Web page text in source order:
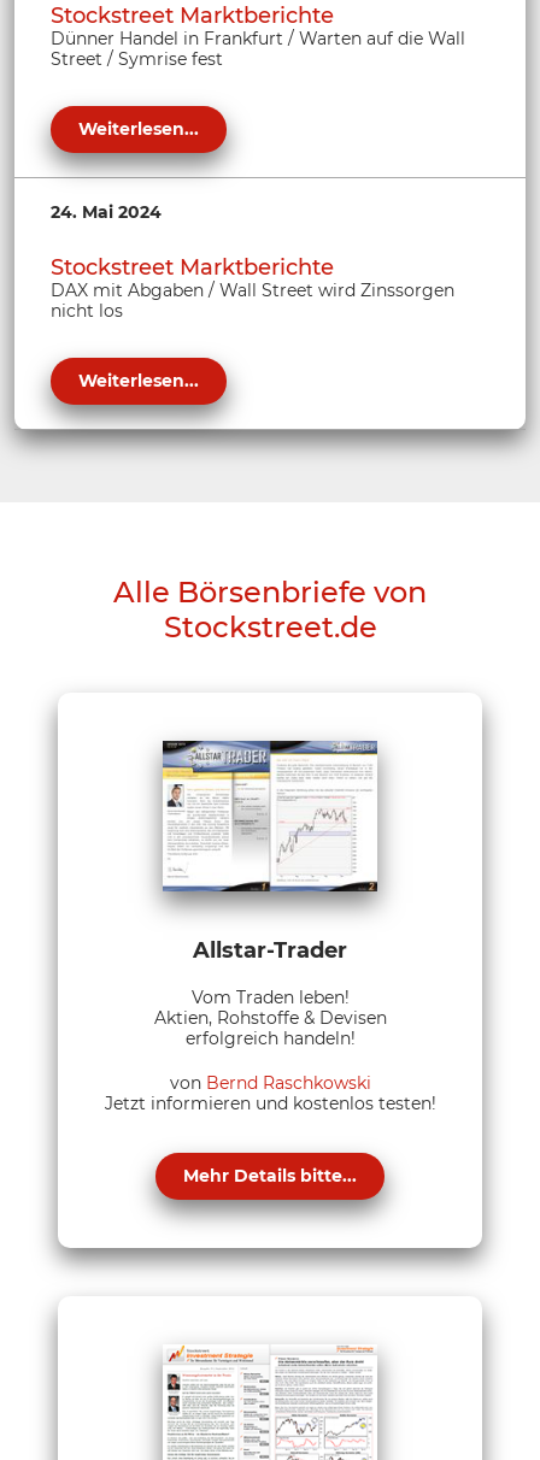
Stockstreet Marktberichte
Dünner Handel in Frankfurt / Warten auf die Wall
Street / Symrise fest
Weiterlesen...
24. Mai 2024
Stockstreet Marktberichte
DAX mit Abgaben / Wall Street wird Zinssorgen
nicht los
Weiterlesen...
Alle Börsenbriefe von
Stockstreet.de
Allstar-Trader
Vom Traden leben!
Aktien, Rohstoffe & Devisen
erfolgreich handeln!
von Bernd Raschkowski
Jetzt informieren und kostenlos testen!
Mehr Details bitte...